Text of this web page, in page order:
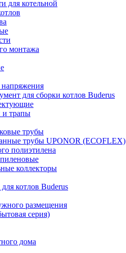
для котельной
монтажа
для сборки котлов Buderus
и трапы
трубы
трубы UPONOR (ECOFLEX)
полиэтилена
коллекторы
котлов Buderus
размещения
серия)
дома